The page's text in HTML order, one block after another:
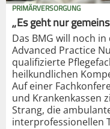
PRIMÄRVERSORGUNG
„Es geht nur
Das BMG will noch
Advanced Practice
qualifizierte
heilkundlichen
Auf einer
und Krankenkassen
Strang, die
interprofessionellen